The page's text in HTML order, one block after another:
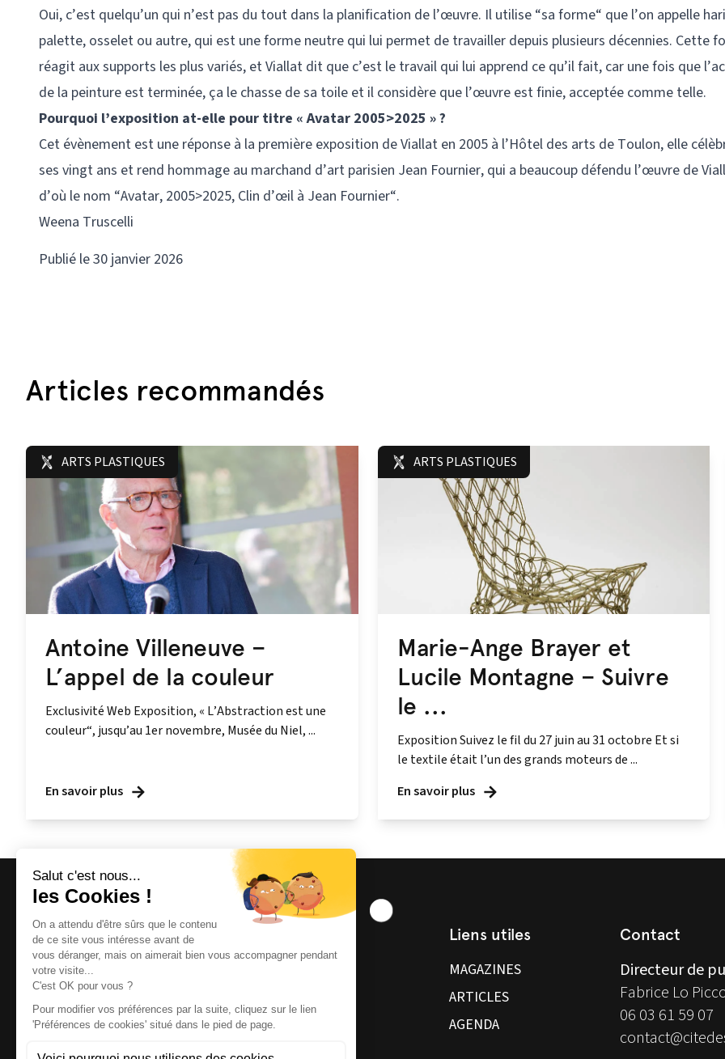
Oui, c’est quelqu’un qui n’est pas du tout dans la planification de l’œuvre. Il utilise “sa forme“ que l’on appelle
palette, osselet ou autre, qui est une forme neutre qui lui permet de travailler depuis plusieurs décennies. Cette
réagit aux supports les plus variés, et Viallat dit que c’est le travail qui lui apprend ce qu’il fait, car une fois que
de la peinture est terminée, ça le chasse de sa toile et il considère que l’œuvre est finie, acceptée comme telle.
Pourquoi l’exposition at-elle pour titre « Avatar 2005>2025 » ?
Cet évènement est une réponse à la première exposition de Viallat en 2005 à l’Hôtel des arts de Toulon, elle
ses vingt ans et rend hommage au marchand d’art parisien Jean Fournier, qui a beaucoup défendu l’œuvre de
d’où le nom “Avatar, 2005>2025, Clin d’œil à Jean Fournier“.
Weena Truscelli
Publié le 30 janvier 2026
Articles recommandés
ARTS PLASTIQUES
Antoine Villeneuve –
L’appel de la couleur
Exclusivité Web Exposition, « L’Abstraction est une
couleur“, jusqu’au 1er novembre, Musée du Niel, ...
En savoir plus
ARTS PLASTIQUES
Marie-Ange Brayer et
Lucile Montagne – Suivre
le ...
Exposition Suivez le fil du 27 juin au 31 octobre Et si
le textile était l’un des grands moteurs de ...
En savoir plus
Magazine et site internet culturels varois.
Liens utiles
MAGAZINES
ARTICLES
AGENDA
Contact
Directeur de
Fabrice Lo
06 03 61 59 07